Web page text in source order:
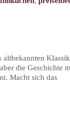
altbekannten
die Geschichte
Macht sich das